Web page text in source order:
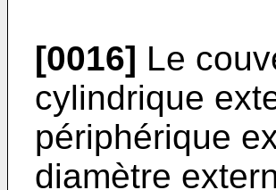
[0016] Le
cylindrique
périphérique
diamètre